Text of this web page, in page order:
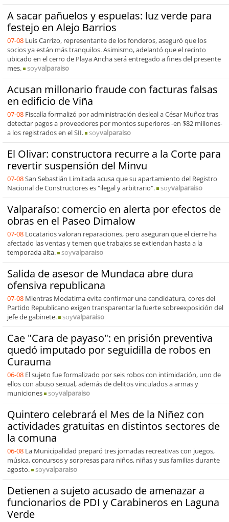
A sacar pañuelos y espuelas: luz verde para
festejo en Alejo Barrios
07-08 Luis Carrizo, representante de los fonderos, aseguró que los
socios ya están más tranquilos. Asimismo, adelantó que el recinto
ubicado en el cerro de Playa Ancha será entregado a fines del presente
mes.
soyvalparaiso
Acusan millonario fraude con facturas falsas
en edificio de Viña
07-08 Fiscalía formalizó por administración desleal a César Muñoz tras
detectar pagos a proveedores por montos superiores -en $82 millones-
a los registrados en el SII.
soyvalparaiso
El Olivar: constructora recurre a la Corte para
revertir suspensión del Minvu
07-08San Sebastián Limitada acusa que su apartamiento del Registro
Nacional de Constructores es "ilegal y arbitrario".
soyvalparaiso
Valparaíso: comercio en alerta por efectos de
obras en el Paseo Dimalow
07-08 Locatarios valoran reparaciones, pero aseguran que el cierre ha
afectado las ventas y temen que trabajos se extiendan hasta a la
temporada alta.
soyvalparaiso
Salida de asesor de Mundaca abre dura
ofensiva republicana
07-08 Mientras Modatima evita confirmar una candidatura, cores del
Partido Republicano exigen transparentar la fuerte sobreexposición del
jefe de gabinete.
soyvalparaiso
Cae "Cara de payaso": en prisión preventiva
quedó imputado por seguidilla de robos en
Curauma
06-08 El sujeto fue formalizado por seis robos con intimidación, uno de
ellos con abuso sexual, además de delitos vinculados a armas y
municiones
soyvalparaiso
Quintero celebrará el Mes de la Niñez con
actividades gratuitas en distintos sectores de
la comuna
06-08 La Municipalidad preparó tres jornadas recreativas con juegos,
música, concursos y sorpresas para niños, niñas y sus familias durante
agosto.
soyvalparaiso
Detienen a sujeto acusado de amenazar a
funcionarios de PDI y Carabineros en Laguna
Verde